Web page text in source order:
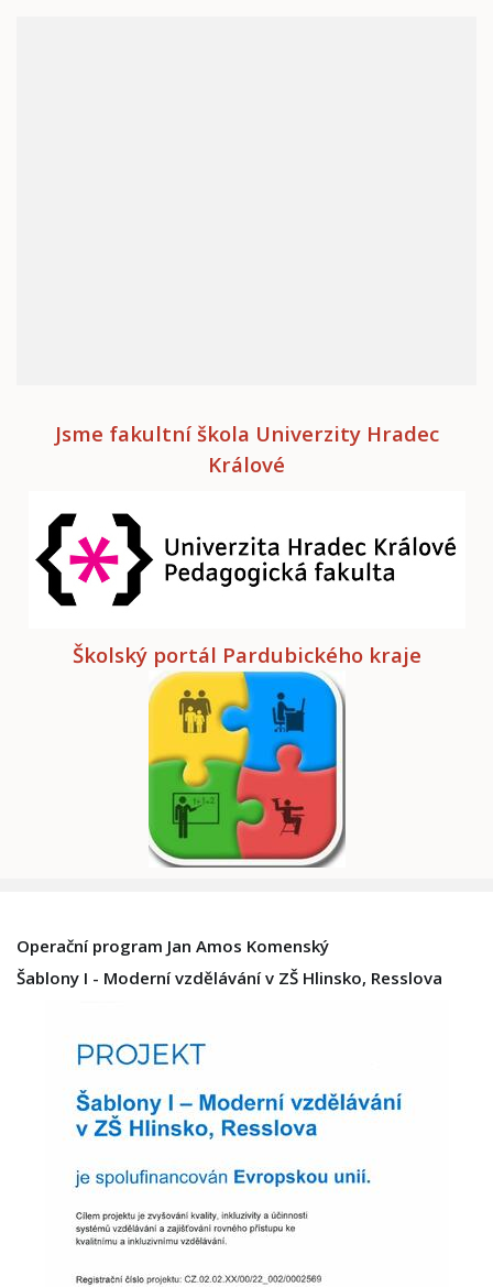
Jsme fakultní škola Univerzity Hradec
Králové
Školský portál Pardubického kraje
Operační program Jan Amos Komenský
Šablony I - Moderní vzdělávání v ZŠ Hlinsko, Resslova